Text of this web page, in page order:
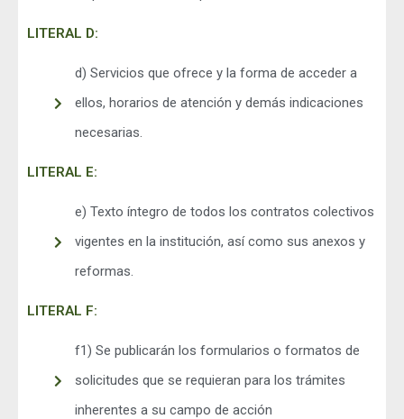
LITERAL D:
d) Servicios que ofrece y la forma de acceder a
ellos, horarios de atención y demás indicaciones
necesarias.
LITERAL E:
e) Texto íntegro de todos los contratos colectivos
vigentes en la institución, así como sus anexos y
reformas.
LITERAL F:
f1) Se publicarán los formularios o formatos de
solicitudes que se requieran para los trámites
inherentes a su campo de acción